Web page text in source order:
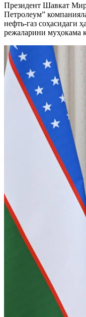
Президент Шавкат
Петролеум”
нефть-газ соҳасидаги
режаларини муҳокама